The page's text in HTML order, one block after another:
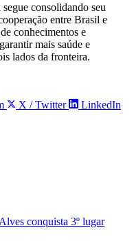
consolidando seu
entre Brasil e
conhecimentos e
mais saúde e
lados da fronteira.
X / Twitter LinkedIn
conquista 3º lugar